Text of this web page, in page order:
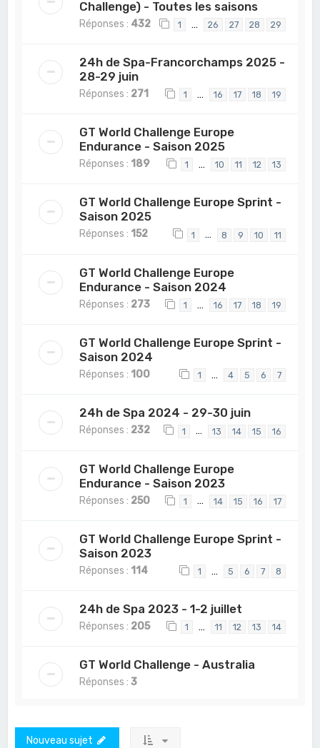
Challenge) - Toutes les saisons
Réponses : 432 1 … 26 27 28 29
24h de Spa-Francorchamps 2025 -
28-29 juin
Réponses : 271 1 … 16 17 18 19
GT World Challenge Europe
Endurance - Saison 2025
Réponses : 189 1 … 10 11 12 13
GT World Challenge Europe Sprint -
Saison 2025
Réponses : 152 1 … 8 9 10 11
GT World Challenge Europe
Endurance - Saison 2024
Réponses : 273 1 … 16 17 18 19
GT World Challenge Europe Sprint -
Saison 2024
Réponses : 100 1 … 4 5 6 7
24h de Spa 2024 - 29-30 juin
Réponses : 232 1 … 13 14 15 16
GT World Challenge Europe
Endurance - Saison 2023
Réponses : 250 1 … 14 15 16 17
GT World Challenge Europe Sprint -
Saison 2023
Réponses : 114 1 … 5 6 7 8
24h de Spa 2023 - 1-2 juillet
Réponses : 205 1 … 11 12 13 14
GT World Challenge - Australia
Réponses :3
Nouveau sujet